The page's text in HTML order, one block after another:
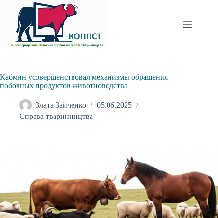
вмісту
Кабмин усовершенствовал механизмы обращения
побочных продуктов животноводства
Злата Зайченко
05.06.2025
Справа тваринництва